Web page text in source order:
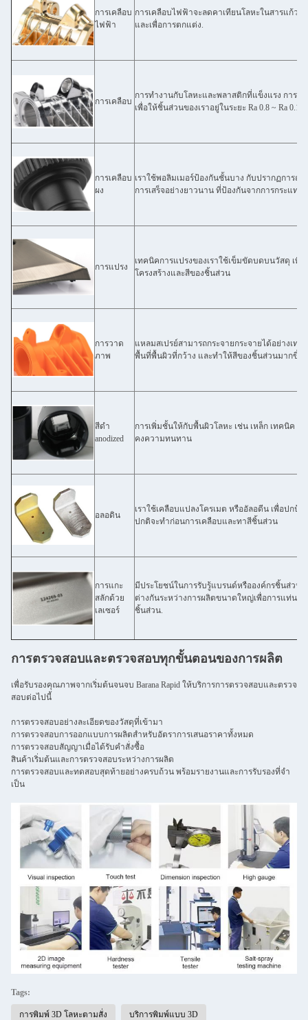
การเคลือบ
ไฟฟ้า
การเคลือบไฟฟ้าจะลดคาเทียนโลหะในสารแก้ว
และเพื่อการตกแต่ง.
การเคลือบ
การทํางานกับโลหะและพลาสติกที่แข็งแรง การเ
เพื่อให้ชิ้นส่วนของเราอยู่ในระยะ Ra 0.8 ~ Ra 0.1
การเคลือบ
ผง
เราใช้พอลิมเมอร์ป้องกันชั้นบาง กับปรากฏการณ์
การเสร็จอย่างยาวนาน ที่ป้องกันจากการกระแทก
การแปรง
เทคนิคการแปรงของเราใช้เข็มขัดบดบนวัสดุ เพื่
โครงสร้างและสีของชิ้นส่วน
การวาด
ภาพ
แหลมสเปรย์สามารถกระจายกระจายได้อย่างเท่
พื้นที่พื้นผิวที่กว้าง และทําให้สีของชิ้นส่วนมากขึ้น
สีดํา
anodized
การเพิ่มชั้นให้กับพื้นผิวโลหะ เช่น เหล็ก เทคนิค
คงความทนทาน
อลอดิน
เราใช้เคลือบแปลงโครเมต หรืออัลอดีน เพื่อปกป้
ปกติจะทําก่อนการเคลือบและทาสีชิ้นส่วน
การแกะ
สลักด้วย
เลเซอร์
มีประโยชน์ในการรับรู้แบรนด์หรือองค์กรชิ้นส่วน
ต่างกันระหว่างการผลิตขนาดใหญ่เพื่อการแท่นบ
ชิ้นส่วน.
การตรวจสอบและตรวจสอบทุกขั้นตอนของการผลิต
เพื่อรับรองคุณภาพจากเริ่มต้นจนจบ Barana Rapid ให้บริการการตรวจสอบและตรวจ
สอบต่อไปนี้
การตรวจสอบอย่างละเอียดของวัสดุที่เข้ามา
การตรวจสอบการออกแบบการผลิตสําหรับอัตราการเสนอราคาทั้งหมด
การตรวจสอบสัญญาเมื่อได้รับคําสั่งซื้อ
สินค้าเริ่มต้นและการตรวจสอบระหว่างการผลิต
การตรวจสอบและทดสอบสุดท้ายอย่างครบถ้วน พร้อมรายงานและการรับรองที่จํา
เป็น
Tags:
การพิมพ์ 3D โลหะตามสั่ง บริการพิมพ์แบบ 3D